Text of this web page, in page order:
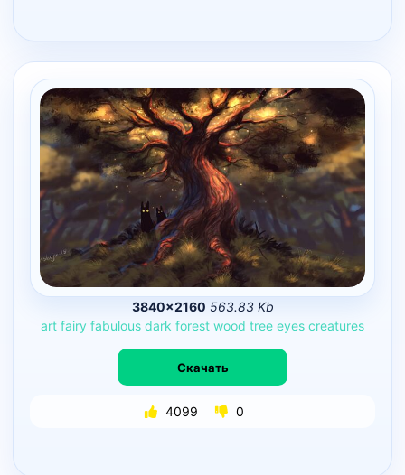
3840×2160 563.83 Kb
art fairy fabulous dark forest wood tree eyes creatures
Скачать
4099 0